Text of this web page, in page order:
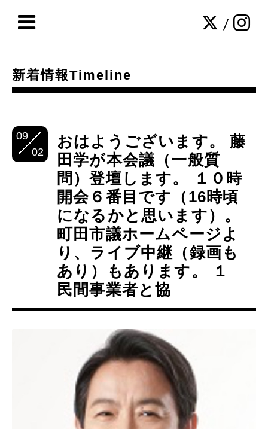
/
新着情報Timeline
09
02
おはようございます。 藤
田学が本会議（一般質
問）登壇します。 １０時
開会６番目です（16時頃
になるかと思います）。
町田市議ホームページよ
り、ライブ中継（録画も
あり）もあります。 １
民間事業者と協